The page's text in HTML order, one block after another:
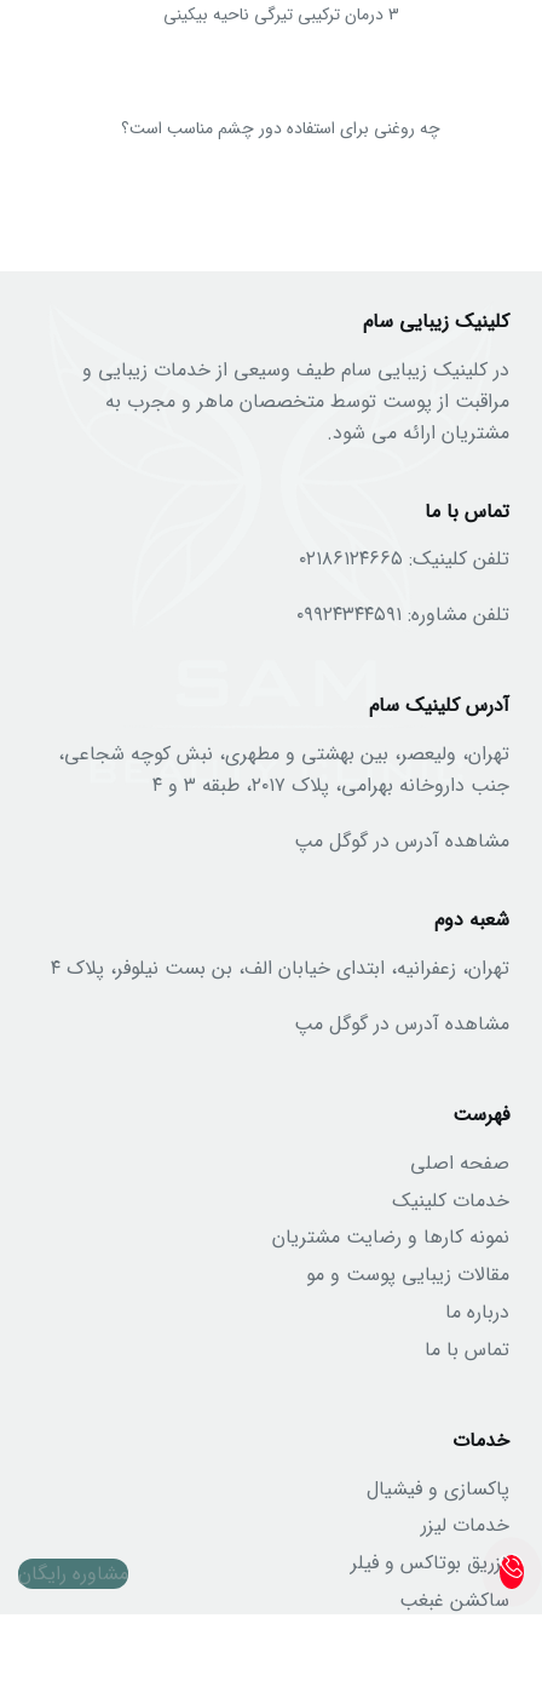
3 درمان ترکیبی تیرگی ناحیه بیکینی
چه روغنی برای استفاده دور چشم مناسب است؟
کلینیک زیبایی سام
در کلینیک زیبایی سام طیف وسیعی از خدمات زیبایی و
مراقبت از پوست توسط متخصصان ماهر و مجرب به
مشتریان ارائه می شود.
تماس با ما
تلفن کلینیک: ۰۲۱۸۶۱۲۴۶۶۵
تلفن مشاوره: ۰۹۹۲۴۳۴۴۵۹۱
آدرس کلینیک سام
تهران، ولیعصر، بین بهشتی و مطهری، نبش کوچه شجاعی،
جنب داروخانه بهرامی، پلاک ۲۰۱۷، طبقه ۳ و ۴
مشاهده آدرس در گوگل مپ
شعبه دوم
تهران، زعفرانیه، ابتدای خیابان الف، بن بست نیلوفر، پلاک ۴
مشاهده آدرس در گوگل مپ
فهرست
صفحه اصلی
خدمات کلینیک
نمونه کارها و رضایت مشتریان
مقالات زیبایی پوست و مو
درباره ما
تماس با ما
خدمات
پاکسازی و فیشیال
خدمات لیزر
تزریق بوتاکس و فیلر
ساکشن غبغب
مشاوره رایگان